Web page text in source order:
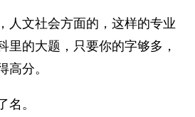
人文社会方面的，这样的专业
里的大题，只要你的字够多，
分。
。